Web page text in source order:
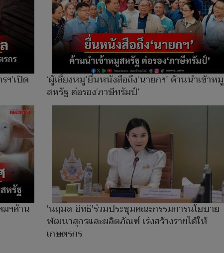
ฯ'เปิด
‘ผู้เลี้ยงหมู’ยื่นหนังสือถึง‘นายกฯ’ ค้านนำเข้าหมู
สหรัฐ ต่อรอง‘ภาษีทรัมป์’
มฯค้าน
'นฤมล-อิทธิ'ร่วมประชุมคณะกรรมการนโยบาย
พัฒนาสุกรและผลิตภัณฑ์ เร่งสร้างรายได้ให้
เกษตรกร